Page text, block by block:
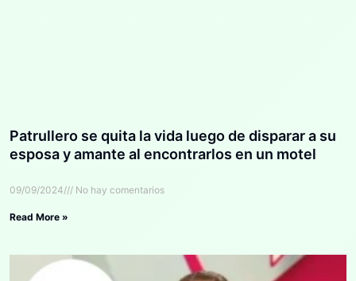
Patrullero se quita la vida luego de disparar a su
esposa y amante al encontrarlos en un motel
09/09/2024 No hay comentarios
Read More »